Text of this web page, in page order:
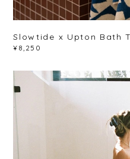
Slowtide x Upton Bath
¥8,250